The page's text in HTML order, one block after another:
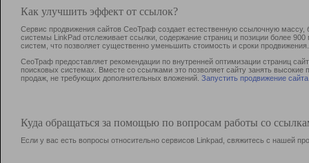
Как улучшить эффект от ссылок?
Сервис продвижения сайтов СеоТраф создает естественную ссылочную
системы LinkPad отслеживает ссылки, содержание страниц и позиции более
систем, что позволяет существенно уменьшить стоимость и сроки продвижения.
СеоТраф предоставляет рекомендации по внутренней оптимизации страниц
поисковых системах. Вместе со ссылками это позволяет сайту занять
продаж, не требующих дополнительных вложений. Запустить продвижение сайта
Куда обращаться за помощью по вопросам работы со
Если у вас есть вопросы относительно сервисов Linkpad, свяжитесь с нашей